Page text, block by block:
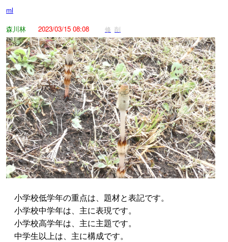
ml
森川林
2023/03/15 08:08 修 削
小学校低学年の重点は、題材と表記です。
小学校中学年は、主に表現です。
小学校高学年は、主に主題です。
中学生以上は、主に構成です。